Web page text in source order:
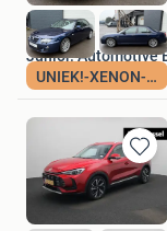
UNIEK!-XENON-LEDER
Junior. Automotive
Beverwijk
in